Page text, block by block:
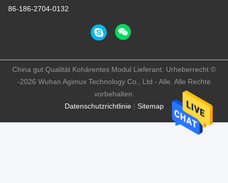
86-186-2704-0132
Datenschutzrichtlinie| Sitemap
China gut Qualität Kohärentes Modul Lieferant. Urheberrecht ©
-2026 Wuhan Agimux Technology Co., Ltd - Alle. Alle Rechte
vorbehalten.